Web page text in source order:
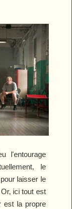
l'entourage
le
laisser le
ici tout est
est la propre